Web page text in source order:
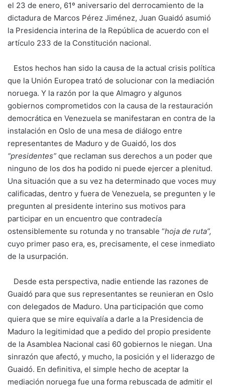
el 23 de enero, 61º aniversario del derrocamiento de la
dictadura de Marcos Pérez Jiménez, Juan Guaidó asumió
la Presidencia interina de la República de acuerdo con el
artículo 233 de la Constitución nacional.
Estos hechos han sido la causa de la actual crisis política
que la Unión Europea trató de solucionar con la mediación
noruega. Y la razón por la que Almagro y algunos
gobiernos comprometidos con la causa de la restauración
democrática en Venezuela se manifestaran en contra de la
instalación en Oslo de una mesa de diálogo entre
representantes de Maduro y de Guaidó, los dos
“presidentes” que reclaman sus derechos a un poder que
ninguno de los dos ha podido ni puede ejercer a plenitud.
Una situación que a su vez ha determinado que voces muy
calificadas, dentro y fuera de Venezuela, se pregunten y le
pregunten al presidente interino sus motivos para
participar en un encuentro que contradecía
ostensiblemente su rotunda y no transable “hoja de ruta”,
cuyo primer paso era, es, precisamente, el cese inmediato
de la usurpación.
Desde esta perspectiva, nadie entiende las razones de
Guaidó para que sus representantes se reunieran en Oslo
con delegados de Maduro. Una participación que como
quiera que se mire equivalía a darle a la Presidencia de
Maduro la legitimidad que a pedido del propio presidente
de la Asamblea Nacional casi 60 gobiernos le niegan. Una
sinrazón que afectó, y mucho, la posición y el liderazgo de
Guaidó. En definitiva, el simple hecho de aceptar la
mediación noruega fue una forma rebuscada de admitir el